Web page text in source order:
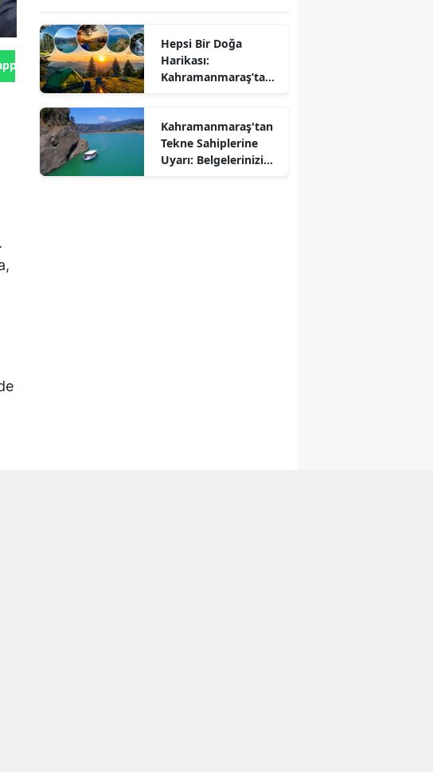
Gönder
Hepsi Bir Doğa
Harikası:
Kahramanmaraş’ta
Güzel Alanlar
Kahramanmaraş'tan
Tekne Sahiplerine
Uyarı: Belgelerinizi